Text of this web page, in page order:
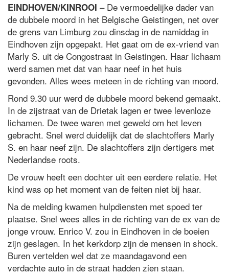
EINDHOVEN/KINROOI – De vermoedelijke dader van
de dubbele moord in het Belgische Geistingen, net over
de grens van Limburg zou dinsdag in de namiddag in
Eindhoven zijn opgepakt. Het gaat om de ex-vriend van
Marly S. uit de Congostraat in Geistingen. Haar lichaam
werd samen met dat van haar neef in het huis
gevonden. Alles wees meteen in de richting van moord.
Rond 9.30 uur werd de dubbele moord bekend gemaakt.
In de zijstraat van de Drietak lagen er twee levenloze
lichamen. De twee waren met geweld om het leven
gebracht. Snel werd duidelijk dat de slachtoffers Marly
S. en haar neef zijn. De slachtoffers zijn dertigers met
Nederlandse roots.
De vrouw heeft een dochter uit een eerdere relatie. Het
kind was op het moment van de feiten niet bij haar.
Na de melding kwamen hulpdiensten met spoed ter
plaatse. Snel wees alles in de richting van de ex van de
jonge vrouw. Enrico V. zou in Eindhoven in de boeien
zijn geslagen. In het kerkdorp zijn de mensen in shock.
Buren vertelden wel dat ze maandagavond een
verdachte auto in de straat hadden zien staan.